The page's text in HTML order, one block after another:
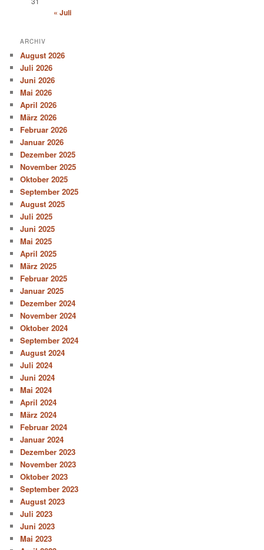
« Juli
ARCHIV
August 2026
Juli 2026
Juni 2026
Mai 2026
April 2026
März 2026
Februar 2026
Januar 2026
Dezember 2025
November 2025
Oktober 2025
September 2025
August 2025
Juli 2025
Juni 2025
Mai 2025
April 2025
März 2025
Februar 2025
Januar 2025
Dezember 2024
November 2024
Oktober 2024
September 2024
August 2024
Juli 2024
Juni 2024
Mai 2024
April 2024
März 2024
Februar 2024
Januar 2024
Dezember 2023
November 2023
Oktober 2023
September 2023
August 2023
Juli 2023
Juni 2023
Mai 2023